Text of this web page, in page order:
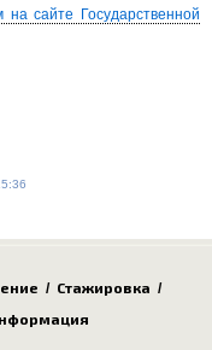
сайте Государственной
/ Стажировка /